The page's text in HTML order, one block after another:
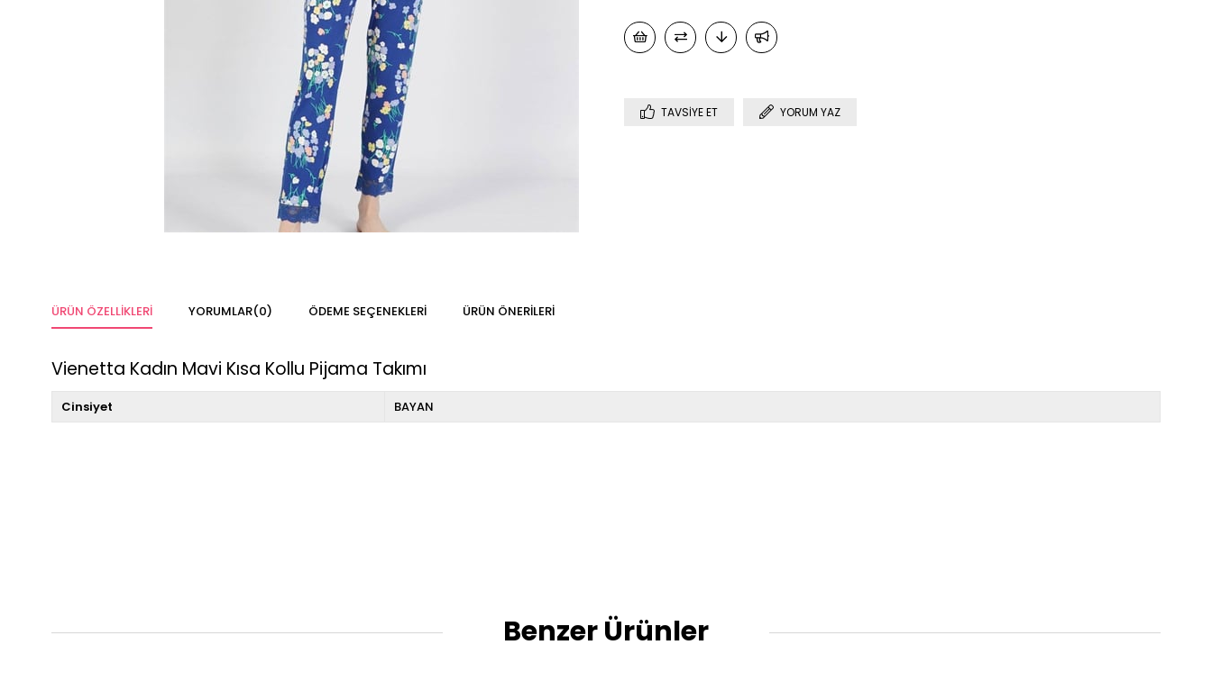
TAVSIYE ET YORUM YAZ
ÜRÜN ÖZELLIKLERI YORUMLAR(0) ÖDEME SEÇENEKLERI ÜRÜN ÖNERILERI
Vienetta Kadın Mavi Kısa Kollu Pijama Takımı
Cinsiyet BAYAN
Benzer Ürünler